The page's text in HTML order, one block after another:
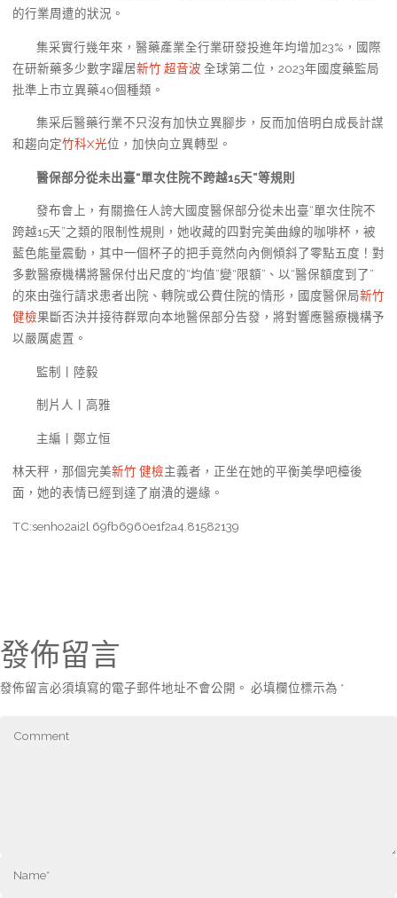
的行業周遭的狀況。
集采實行幾年來，醫藥產業全行業研發投進年均增加23%，國際
在研新藥多少數字躍居新竹 超音波 全球第二位，2023年國度藥監局
批準上市立異藥40個種類。
集采后醫藥行業不只沒有加快立異腳步，反而加倍明白成長計謀
和趨向定竹科X光位，加快向立異轉型。
醫保部分從未出臺“單次住院不跨越15天”等規則
發布會上，有關擔任人誇大國度醫保部分從未出臺“單次住院不
跨越15天”之類的限制性規則，她收藏的四對完美曲線的咖啡杯，被
藍色能量震動，其中一個杯子的把手竟然向內側傾斜了零點五度！對
多數醫療機構將醫保付出尺度的“均值”變“限額”、以“醫保額度到了”
的來由強行請求患者出院、轉院或公費住院的情形，國度醫保局新竹
健檢果斷否決并接待群眾向本地醫保部分告發，將對響應醫療機構予
以嚴厲處置。
監制丨陸毅
制片人丨高雅
主編丨鄭立恒
林天秤，那個完美新竹 健檢主義者，正坐在她的平衡美學吧檯後
面，她的表情已經到達了崩潰的邊緣。
TC:senho2ai2l 69fb6960e1f2a4.81582139
發佈留言
發佈留言必須填寫的電子郵件地址不會公開。 必填欄位標示為 *